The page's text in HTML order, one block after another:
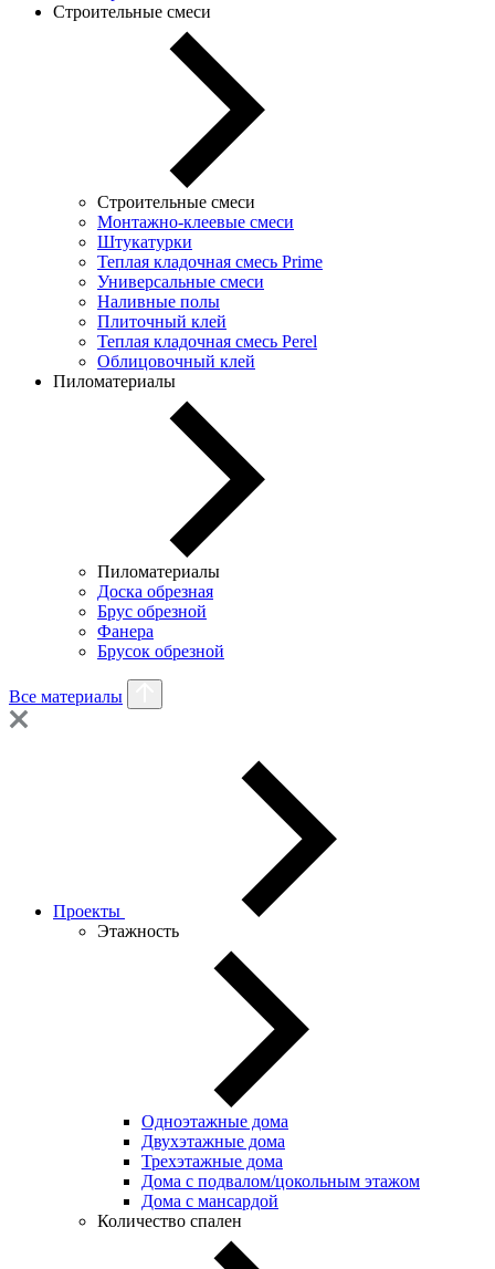
Строительные смеси
Строительные смеси
Монтажно-клеевые смеси
Штукатурки
Теплая кладочная смесь Prime
Универсальные смеси
Наливные полы
Плиточный клей
Теплая кладочная смесь Perel
Облицовочный клей
Пиломатериалы
Пиломатериалы
Доска обрезная
Брус обрезной
Фанера
Брусок обрезной
Все материалы
Проекты
Этажность
Одноэтажные дома
Двухэтажные дома
Трехэтажные дома
Дома с подвалом/цокольным этажом
Дома с мансардой
Количество спален